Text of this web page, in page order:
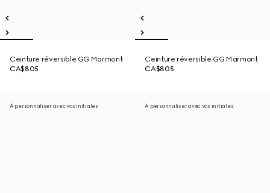
Ceinture réversible GG Marmont
CA$805
Ceinture réversible GG Marmont
CA$805
À personnaliser avec vos initiales À personnaliser avec vos initiales